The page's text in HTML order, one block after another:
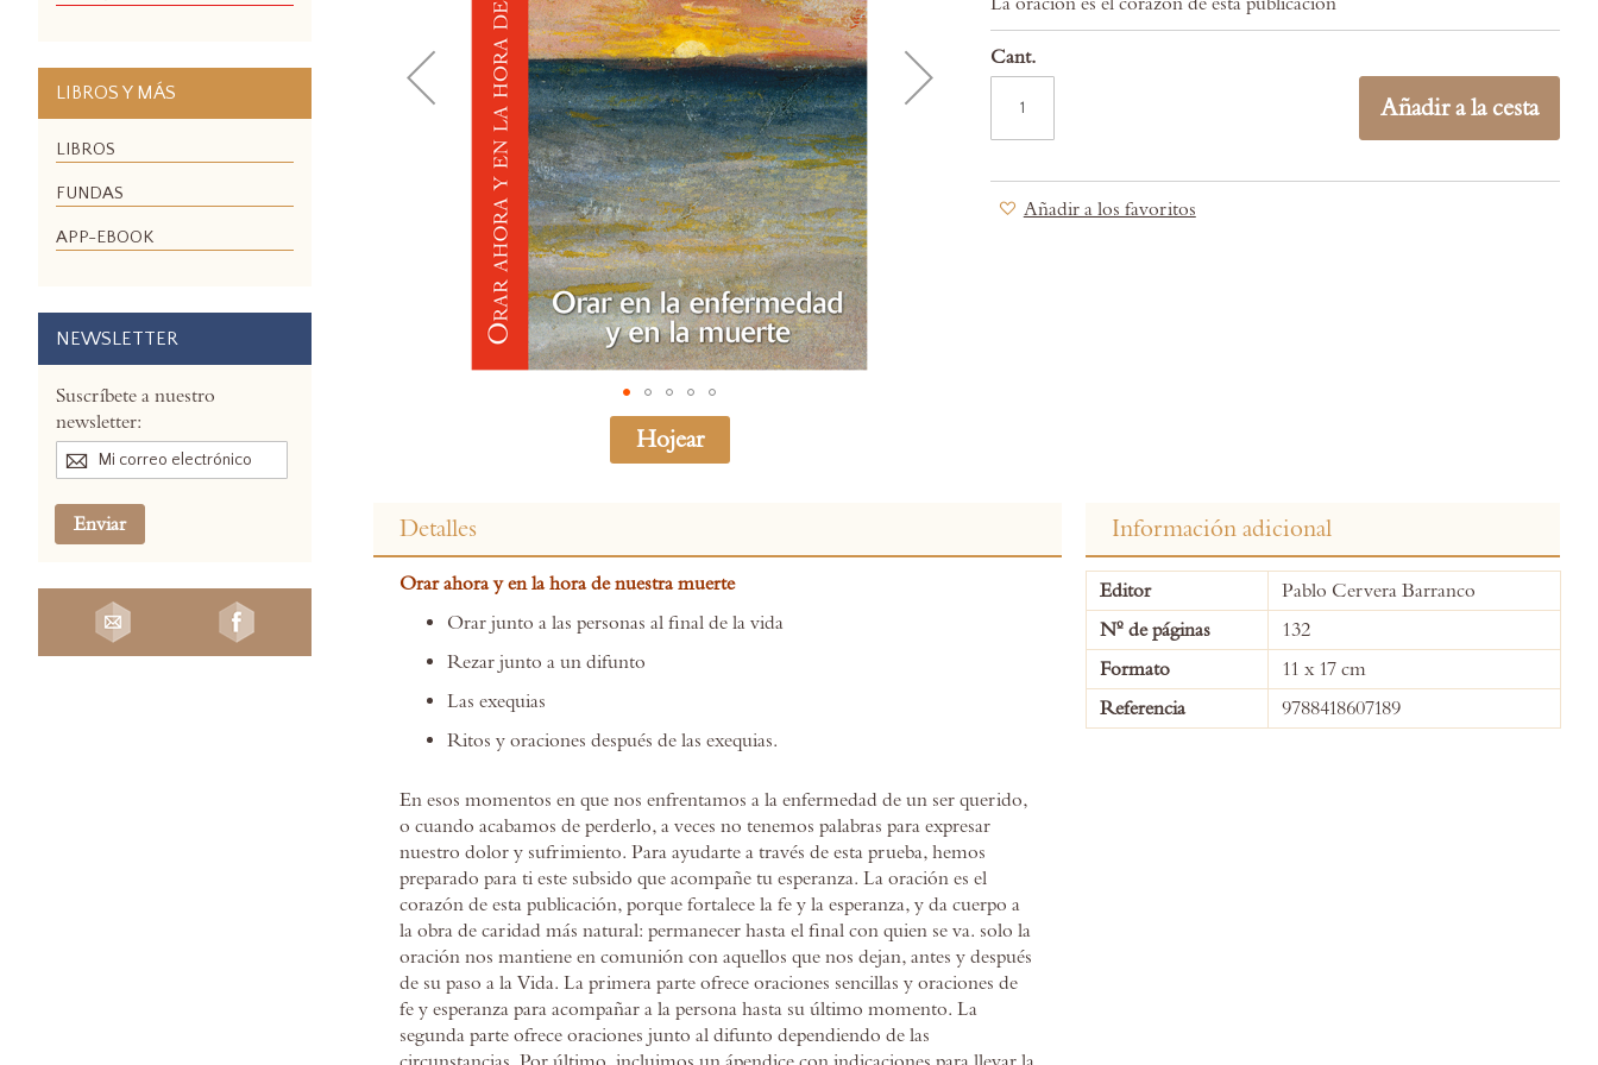
Hojear
beginning
Cant.
Añadir a la cesta
Añadir a los favoritos
Detalles
Orar ahora y en la hora de nuestra muerte
Orar junto a las personas al final de la vida
Rezar junto a un difunto
Las exequias
Ritos y oraciones después de las exequias.
En esos momentos en que nos enfrentamos a la enfermedad de un ser querido,
o cuando acabamos de perderlo, a veces no tenemos palabras para expresar
nuestro dolor y sufrimiento. Para ayudarte a través de esta prueba, hemos
preparado para ti este subsido que acompañe tu esperanza. La oración es el
corazón de esta publicación, porque fortalece la fe y la esperanza, y da cuerpo a
la obra de caridad más natural: permanecer hasta el final con quien se va. solo la
oración nos mantiene en comunión con aquellos que nos dejan, antes y después
de su paso a la Vida. La primera parte ofrece oraciones sencillas y oraciones de
fe y esperanza para acompañar a la persona hasta su último momento. La
segunda parte ofrece oraciones junto al difunto dependiendo de las
Información adicional
More
Information
Editor
Pablo Cervera Barranco
Nº de páginas
132
Formato
11 x 17 cm
Referencia
9788418607189
LIBROS Y MÁS
LIBROS
FUNDAS
APP-EBOOK
NEWSLETTER
Suscríbete a nuestro
newsletter:
Enviar